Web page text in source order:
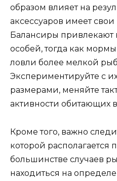
образом влияет на
аксессуаров имеет
Балансиры
особей, тогда как
ловли более мелкой
Экспериментируйте с
размерами, меняйте
активности обитающих
Кроме того, важно
которой располагается
большинстве случаев
находиться на